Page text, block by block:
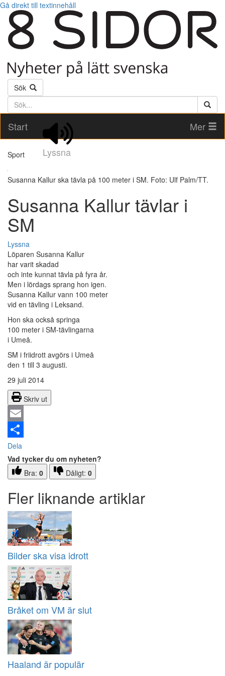
Gå direkt till textinnehåll
Sök
Söktext
Start
Lyssna
Mer
Sport
Susanna Kallur ska tävla på 100 meter i SM. Foto: Ulf Palm/TT.
Susanna Kallur tävlar i
SM
Lyssna
Löparen Susanna Kallur
har varit skadad
och inte kunnat tävla på fyra år.
Men i lördags sprang hon igen.
Susanna Kallur vann 100 meter
vid en tävling i Leksand.
Hon ska också springa
100 meter i SM-tävlingarna
i Umeå.
SM i friidrott avgörs i Umeå
den 1 till 3 augusti.
29 juli 2014
Skriv ut
Email
Dela
Vad tycker du om nyheten?
Bra: 0 Dåligt: 0
Fler liknande artiklar
Bilder ska visa idrott
Bråket om VM är slut
Haaland är populär